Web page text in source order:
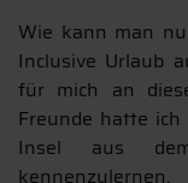
Wie kann man
Inclusive Urlaub
für mich an
Freunde hatte
Insel aus